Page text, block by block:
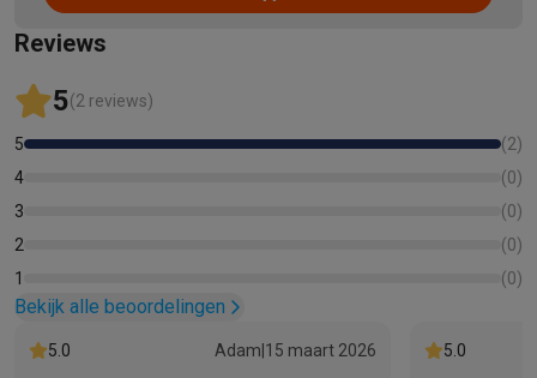
Reviews
5(2 reviews)
5 (2)
4
(0)
3
(0)
2
(0)
1
(0)
Bekijk alle beoordelingen
5.0 Adam 15 maart 2026 5.0